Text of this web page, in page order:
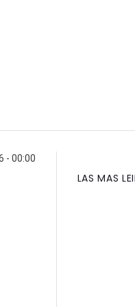
- 00:00
LAS MAS